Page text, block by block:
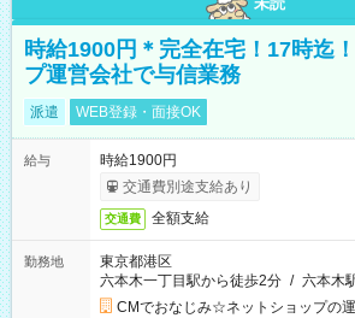
時給1900円＊完全在宅！17時迄
プ運営会社で与信業務
派遣 WEB登録・面接OK
給与
時給1900円
交通費別途支給あり
交通費 全額支給
勤務地
東京都港区
六本木一丁目駅から徒歩2分 / 六本木
CMでおなじみ☆ネットショップの